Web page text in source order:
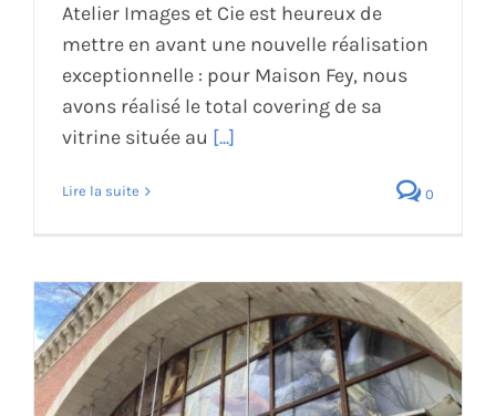
Atelier Images et Cie est heureux de
mettre en avant une nouvelle réalisation
exceptionnelle : pour Maison Fey, nous
avons réalisé le total covering de sa
vitrine située au [...]
Lire la suite 0